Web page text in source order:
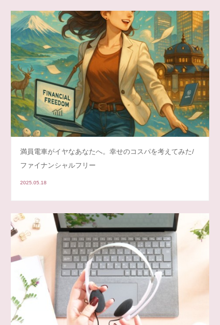
満員電車がイヤなあなたへ。幸せのコスパを考えてみた/
ファイナンシャルフリー
2025.05.18